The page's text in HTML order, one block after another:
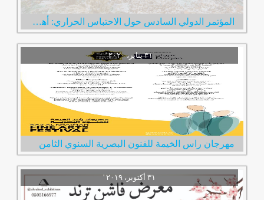
المؤتمر الدولي السادس حول الاحتباس الحراري: أهمية المحيطات
‏٣١ يناير، ٢٠٢٠‏ ‏'‏
مهرجان راس الخيمة للفنون البصرية السنوي الثامن